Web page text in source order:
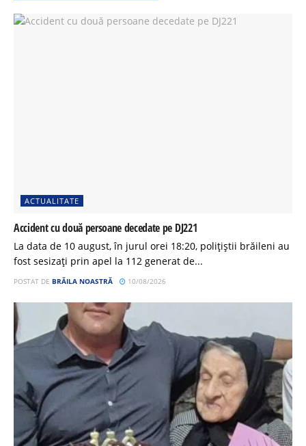
ACTUALITATE
Accident cu două persoane decedate pe DJ221
La data de 10 august, în jurul orei 18:20, polițiștii brăileni au
fost sesizați prin apel la 112 generat de...
POSTAT DE BRĂILA NOASTRĂ 10/08/2026